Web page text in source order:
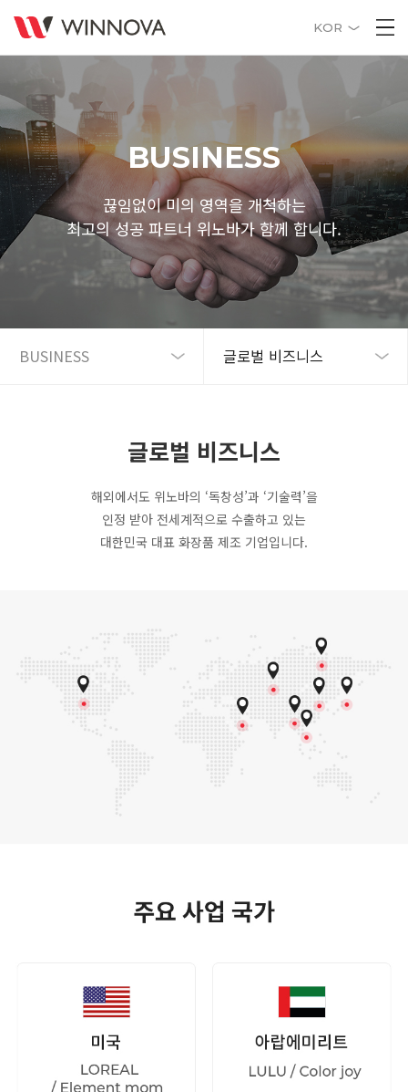
KOR
BUSINESS
끊임없이 미의 영역을 개척하는
최고의 성공 파트너 위노바가 함께 합니다.
BUSINESS 글로벌 비즈니스
글로벌 비즈니스
해외에서도 위노바의 ‘독창성’과 ‘기술력’을
인정 받아 전세계적으로 수출하고 있는
대한민국 대표 화장품 제조 기업입니다.